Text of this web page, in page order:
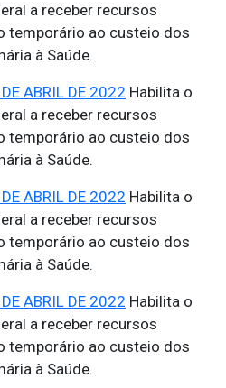
a receber recursos
temporário ao custeio dos
à Saúde.
ABRIL DE 2022 Habilita o
a receber recursos
temporário ao custeio dos
à Saúde.
ABRIL DE 2022 Habilita o
a receber recursos
temporário ao custeio dos
à Saúde.
ABRIL DE 2022 Habilita o
a receber recursos
temporário ao custeio dos
à Saúde.